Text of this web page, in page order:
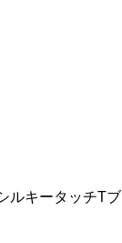
ルキータッチTブ